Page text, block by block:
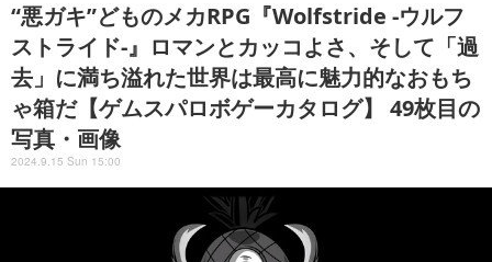
“悪ガキ”どものメカRPG『Wolfstride -ウルフ
ストライド-』ロマンとカッコよさ、そして「過
去」に満ち溢れた世界は最高に魅力的なおもち
ゃ箱だ【ゲムスパロボゲーカタログ】 49枚目の
写真・画像
2024.9.15 Sun 15:00